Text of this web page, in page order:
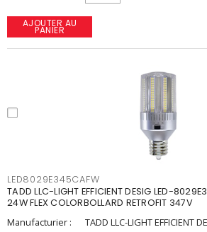
AJOUTER AU
PANIER
LED8029E345CAFW
TADD LLC-LIGHT EFFICIENT DESIG LED-
24W FLEX COLORBOLLARD RETROFIT 347V
Manufacturier :
TADD LLC-LIGHT EFFICIENT